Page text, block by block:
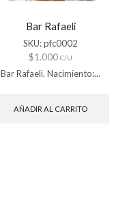
Bar Rafaeli
SKU:pfc0002
$1.000 C/U
Bar Rafaeli. Nacimiento:...
AÑADIR AL CARRITO